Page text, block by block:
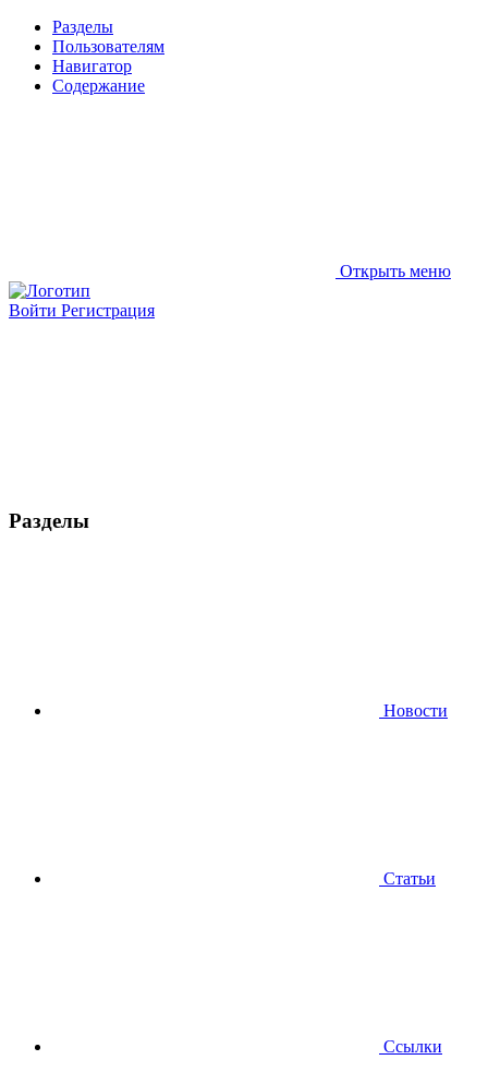
Разделы
Пользователям
Навигатор
Содержание
Открыть меню
Войти Регистрация
Разделы
Новости
Статьи
Ссылки